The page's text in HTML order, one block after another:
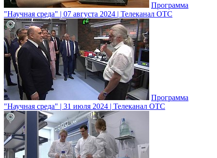
Программа
"Научная среда" | 07 августа 2024 | Телеканал ОТС
Программа
"Научная среда" | 31 июля 2024 | Телеканал ОТС